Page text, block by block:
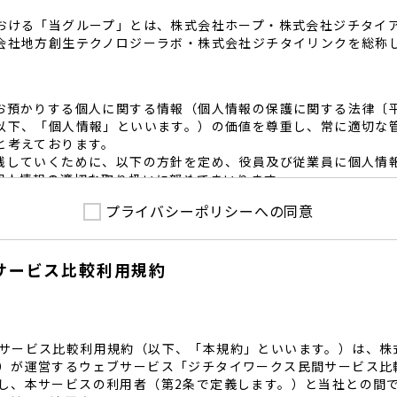
る「当グループ」とは、株式会社ホープ・株式会社ジチタイ
地方創生テクノロジーラボ・株式会社ジチタイリンクを総称
かりする個人に関する情報（個人情報の保護に関する法律〔
、「個人情報」といいます。）の価値を尊重し、常に適切な
えております。
ていくために、以下の方針を定め、役員及び従業員に個人情
情報の適切な取り扱いに努めてまいります。
に係る法令その他の規範を遵守するとともに、本ポリシーの
で適切な取得、利用目的の範囲内で利用を致します。
規程を整備し、必要かつ適切な措置を講じます。
に関する社内のマネジメントシステムを定め、組織体制を整
プライバシーポリシーへの同意
ービス比較利用規約
ービス比較利用規約（以下、「本規約」といいます。）は、
が運営するウェブサービス「ジチタイワークス民間サービス
、本サービスの利用者（第2条で定義します。）と当社との間